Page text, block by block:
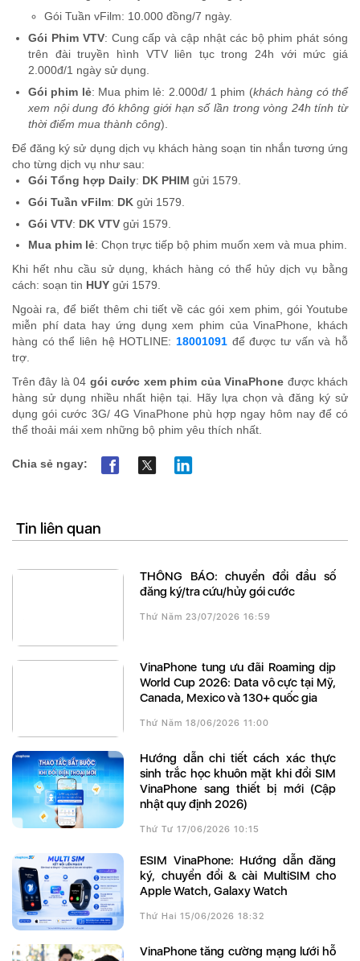
Gói Tuần vFilm: 10.000 đồng/7 ngày.
Gói Phim VTV: Cung cấp và cập nhật các bộ phim phát sóng
trên đài truyền hình VTV liên tục trong 24h với mức giá
2.000đ/1 ngày sử dụng.
Gói phim lẻ: Mua phim lẻ: 2.000đ/ 1 phim (khách hàng có thể
xem nội dung đó không giới hạn số lần trong vòng 24h tính từ
thời điểm mua thành công).
Để đăng ký sử dụng dịch vụ khách hàng soạn tin nhắn tương ứng
cho từng dịch vụ như sau:
Gói Tổng hợp Daily: DK PHIM gửi 1579.
Gói Tuần vFilm: DK gửi 1579.
Gói VTV: DK VTV gửi 1579.
Mua phim lẻ: Chọn trực tiếp bộ phim muốn xem và mua phim.
Khi hết nhu cầu sử dụng, khách hàng có thể hủy dịch vụ bằng
cách: soạn tin HUY gửi 1579.
Ngoài ra, để biết thêm chi tiết về các gói xem phim, gói Youtube
miễn phí data hay ứng dụng xem phim của VinaPhone, khách
hàng có thể liên hệ HOTLINE: 18001091 để được tư vấn và hỗ
trợ.
Trên đây là 04 gói cước xem phim của VinaPhone được khách
hàng sử dụng nhiều nhất hiện tại. Hãy lựa chọn và đăng ký sử
dụng gói cước 3G/ 4G VinaPhone phù hợp ngay hôm nay để có
thể thoải mái xem những bộ phim yêu thích nhất.
Chia sẻ ngay:
Tin liên quan
THÔNG BÁO: chuyển đổi đầu số
đăng ký/tra cứu/hủy gói cước
Thứ Năm 23/07/2026 16:59
VinaPhone tung ưu đãi Roaming dịp
World Cup 2026: Data vô cực tại Mỹ,
Canada, Mexico và 130+ quốc gia
Thứ Năm 18/06/2026 11:00
Hướng dẫn chi tiết cách xác thực
sinh trắc học khuôn mặt khi đổi SIM
VinaPhone sang thiết bị mới (Cập
nhật quy định 2026)
Thứ Tư 17/06/2026 10:15
eSIM VinaPhone: Hướng dẫn đăng
ký, chuyển đổi & cài MultiSIM cho
Apple Watch, Galaxy Watch
Thứ Hai 15/06/2026 18:32
VinaPhone tăng cường mạng lưới hỗ